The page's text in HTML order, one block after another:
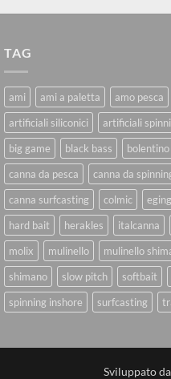
TAG
ami ami a paletta amo pesca
artificiali siliconici
artificiali
big game
black bass bolentino
canna da pesca
canna da
canna surfcasting
colmic eging
hard bait
herakles italcanna
molix
mulinello mulinello
shimano
slow pitch softbait
spinning inshore
surfcasting
Sviluppato da